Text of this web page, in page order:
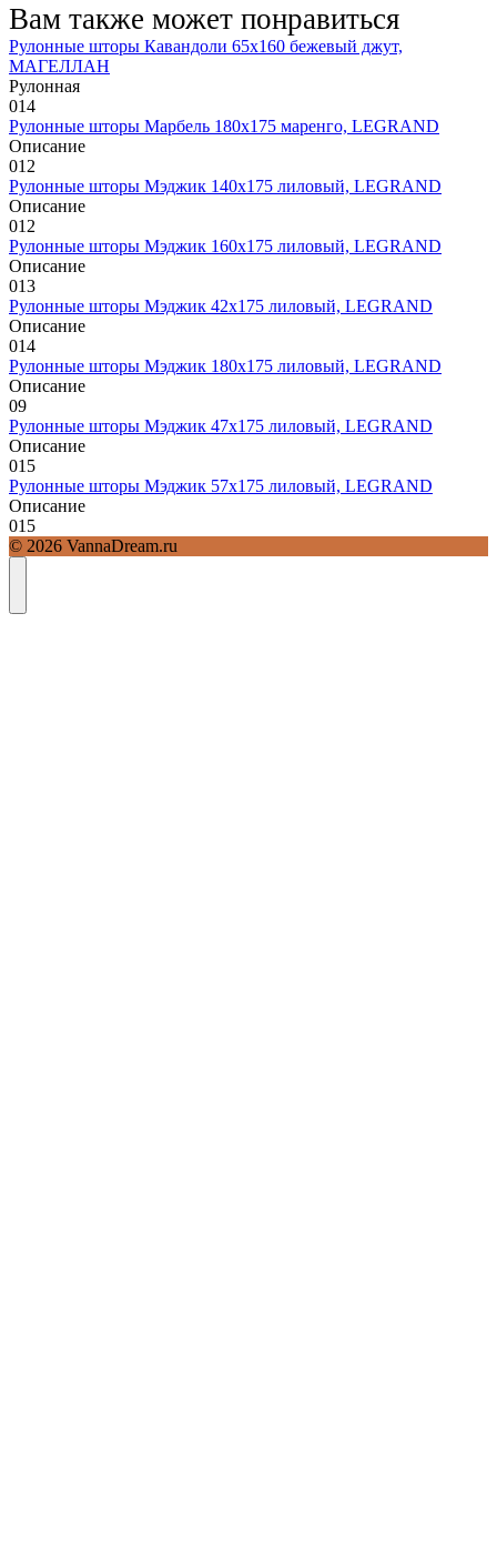
Вам также может понравиться
Рулонные шторы Кавандоли 65х160 бежевый джут,
МАГЕЛЛАН
Рулонная
014
Рулонные шторы Марбель 180х175 маренго, LEGRAND
Описание
012
Рулонные шторы Мэджик 140х175 лиловый, LEGRAND
Описание
012
Рулонные шторы Мэджик 160х175 лиловый, LEGRAND
Описание
013
Рулонные шторы Мэджик 42х175 лиловый, LEGRAND
Описание
014
Рулонные шторы Мэджик 180х175 лиловый, LEGRAND
Описание
09
Рулонные шторы Мэджик 47х175 лиловый, LEGRAND
Описание
015
Рулонные шторы Мэджик 57х175 лиловый, LEGRAND
Описание
015
© 2026 VannaDream.ru